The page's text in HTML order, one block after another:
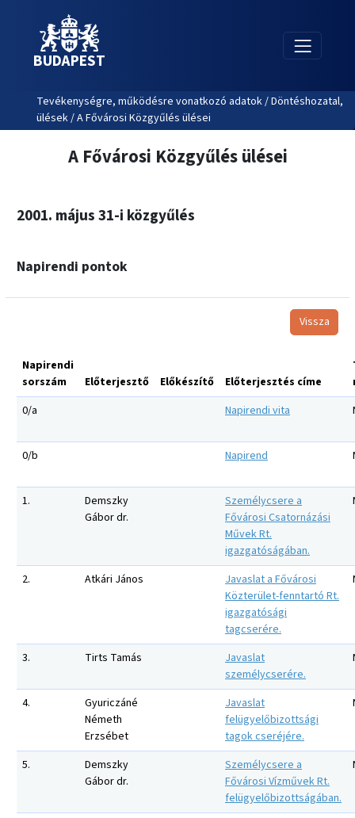
BUDAPEST
Tevékenységre, működésre vonatkozó adatok / Döntéshozatal,
ülések / A Fővárosi Közgyűlés ülései
A Fővárosi Közgyűlés ülései
2001. május 31-i közgyűlés
Napirendi pontok
Vissza
Napirendi
sorszám
Előterjesztő Előkészítő Előterjesztés címe
0/a
Napirendi vita
0/b Napirend
1.
Demszky
Gábor dr.
Személycsere a
Fővárosi Csatornázási
Művek Rt.
igazgatóságában.
2. Atkári János
Javaslat a Fővárosi
Közterület-fenntartó Rt.
igazgatósági
tagcserére.
3. Tirts Tamás
Javaslat
személycserére.
4.
Gyuriczáné
Németh
Erzsébet
Javaslat
felügyelőbizottsági
tagok cseréjére.
5.
Demszky
Gábor dr.
Személycsere a
Fővárosi Vízművek Rt.
felügyelőbizottságában.